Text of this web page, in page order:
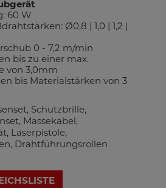
60 W
Ø0,8 | 1,0 | 1,2 |
0 - 7,2 m/min
bis zu einer max.
von 3,0mm
bis Materialstärken von 3
Schutzbrille,
Massekabel,
Laserpistole,
Drahtführungsrollen